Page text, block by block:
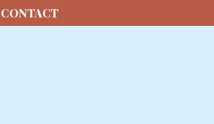
CONTACT